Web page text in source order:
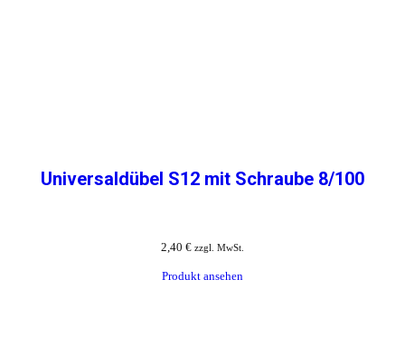
Universaldübel S12 mit Schraube 8/100
2,40 € zzgl. MwSt.
Produkt ansehen